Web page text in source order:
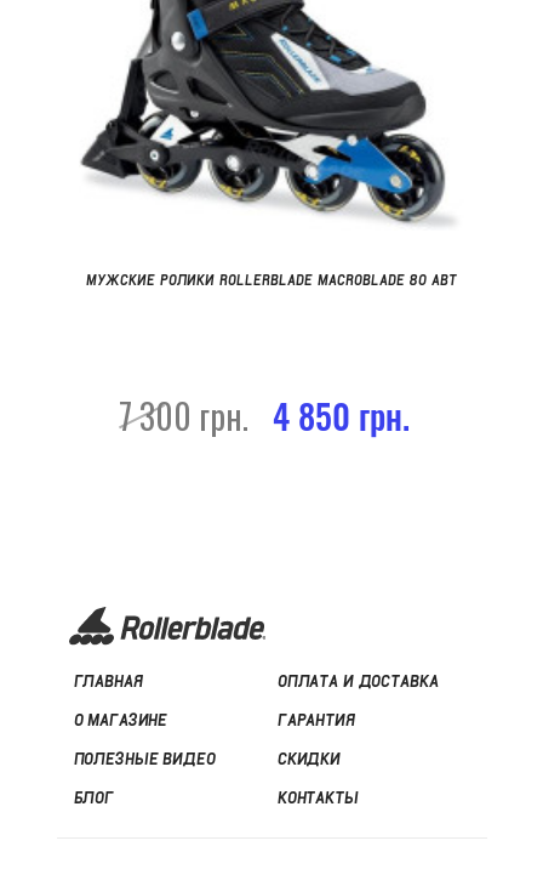
МУЖСКИЕ РОЛИКИ ROLLERBLADE MACROBLADE 80 ABT
7 300 грн. 4 850 грн.
ГЛАВНАЯ
О МАГАЗИНЕ
ПОЛЕЗНЫЕ ВИДЕО
БЛОГ
ОПЛАТА И ДОСТАВКА
ГАРАНТИЯ
СКИДКИ
КОНТАКТЫ